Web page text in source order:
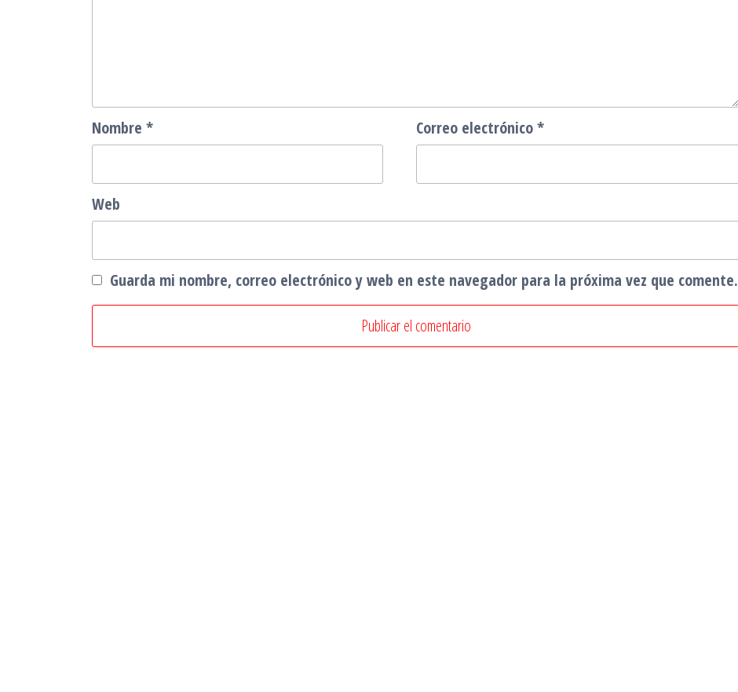
Nombre * Correo electrónico*
Web
Guarda mi nombre, correo electrónico y web en este navegador para la próxima vez que comente.